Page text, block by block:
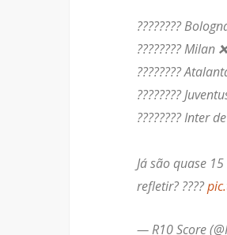
????????
???????? Milan ❌
????????
????????
???????? Inter
Já são quase
refletir? ????
— R10 Score